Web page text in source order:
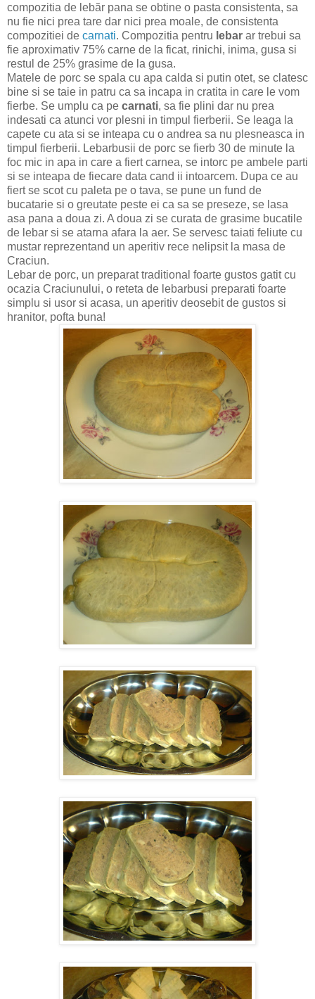
compozitia de lebăr pana se obtine o pasta consistenta, sa
nu fie nici prea tare dar nici prea moale, de consistenta
compozitiei de carnati. Compozitia pentru lebar ar trebui sa
fie aproximativ 75% carne de la ficat, rinichi, inima, gusa si
restul de 25% grasime de la gusa.
Matele de porc se spala cu apa calda si putin otet, se clatesc
bine si se taie in patru ca sa incapa in cratita in care le vom
fierbe. Se umplu ca pe carnati, sa fie plini dar nu prea
indesati ca atunci vor plesni in timpul fierberii. Se leaga la
capete cu ata si se inteapa cu o andrea sa nu plesneasca in
timpul fierberii. Lebarbusii de porc se fierb 30 de minute la
foc mic in apa in care a fiert carnea, se intorc pe ambele parti
si se inteapa de fiecare data cand ii intoarcem. Dupa ce au
fiert se scot cu paleta pe o tava, se pune un fund de
bucatarie si o greutate peste ei ca sa se preseze, se lasa
asa pana a doua zi. A doua zi se curata de grasime bucatile
de lebar si se atarna afara la aer. Se servesc taiati feliute cu
mustar reprezentand un aperitiv rece nelipsit la masa de
Craciun.
Lebar de porc, un preparat traditional foarte gustos gatit cu
ocazia Craciunului, o reteta de lebarbusi preparati foarte
simplu si usor si acasa, un aperitiv deosebit de gustos si
hranitor, pofta buna!